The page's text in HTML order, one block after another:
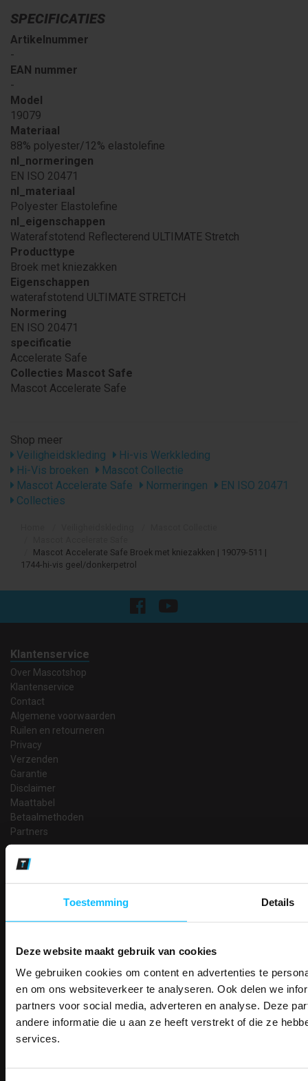
Toestemming Details
Deze website maakt gebruik van cookies
We gebruiken cookies om content en advertenties te
en om ons websiteverkeer te analyseren. Ook delen we
partners voor social media, adverteren en analyse. Deze
andere informatie die u aan ze heeft verstrekt of die ze
services.
SPECIFICATIES
Artikelnummer
-
EAN nummer
-
Model
19079
Materiaal
88% polyester/12% elastolefine
nl_normeringen
EN ISO 20471
nl_materiaal
Polyester Elastolefine
nl_eigenschappen
Waterafstotend Reflecterend ULTIMATE Stretch
Producttype
Broek met kniezakken
Eigenschappen
waterafstotend ULTIMATE STRETCH
Normering
EN ISO 20471
specificatie
Accelerate Safe
Collecties Mascot Safe
Mascot Accelerate Safe
Shop meer
Veiligheidskleding
Hi-vis Werkkleding
Hi-Vis broeken
Mascot Collectie
Mascot Accelerate Safe
Normeringen
EN ISO 20471
Collecties
Mascot Accelerate Safe Broek met kniezakken | 19079-511 |
1744-hi-vis geel/donkerpetrol
Klantenservice
Over Mascotshop
Klantenservice
Contact
Algemene voorwaarden
Ruilen en retourneren
Privacy
Verzenden
Garantie
Disclaimer
Maattabel
Betaalmethoden
Partners
Makkelijk shoppen
14 Dagen tijd om te herroepen
Betaalwijze
Email
Inschrijven
TEACO VOF
ONTVANG
KORTING OP
PAK
veiligheidsschoenen